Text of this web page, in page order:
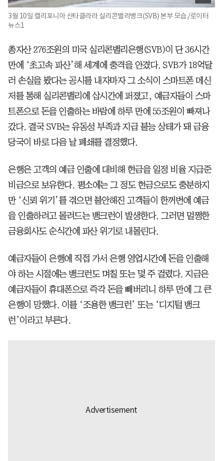
3월 10일 캘리포니아 산타클라라 실리콘밸리뱅크(SVB) 본부 모습./로이터
뉴스1
총자산 276조원의 미국 실리콘밸리은행(SVB)이 단 36시간
만에 ‘초고속 파산’해 세계에 충격을 안겼다. SVB가 18억달
러 손실을 봤다는 공시를 내자마자 그 소식이 스마트폰 메신
저를 통해 실리콘밸리에 삽시간에 퍼졌고, 예금자들이 스마
트폰으로 돈을 인출하는 바람에 하루 만에 55조원이 빠져나
갔다. 결국 SVB는 유동성 부족과 지급 불능 상태가 돼 금융
당국이 바로 다음 날 폐쇄를 결정했다.
은행은 고객의 예금 인출에 대비해 현금을 일정 비율 지급준
비금으로 보유한다. 평소에는 그 정도 현금으로도 충분하지
만 ‘신뢰 위기’를 겪으면 불안해진 고객들이 한꺼번에 예금
을 인출하려고 몰려드는 뱅크런이 발생한다. 그러면 멀쩡한
금융회사도 순식간에 파산 위기로 내몰린다.
예금자들이 은행에 직접 가서 은행 영업시간에 돈을 인출해
야 하는 시절에는 뱅크런도 며칠 또는 몇 주 걸렸다. 지금은
예금자들이 휴대폰으로 즉각 돈을 빼버리니 하루 만에 그 큰
은행이 망했다. 이를 ‘조용한 뱅크런’ 또는 ‘디지털 뱅크
런’이라고 부른다.